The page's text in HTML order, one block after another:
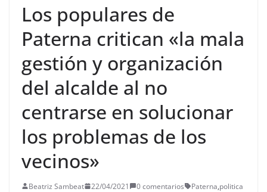
Los populares de
Paterna critican «la mala
gestión y organización
del alcalde al no
centrarse en solucionar
los problemas de los
vecinos»
Beatriz Sambeat 22/04/2021 0 comentarios Paterna,politica